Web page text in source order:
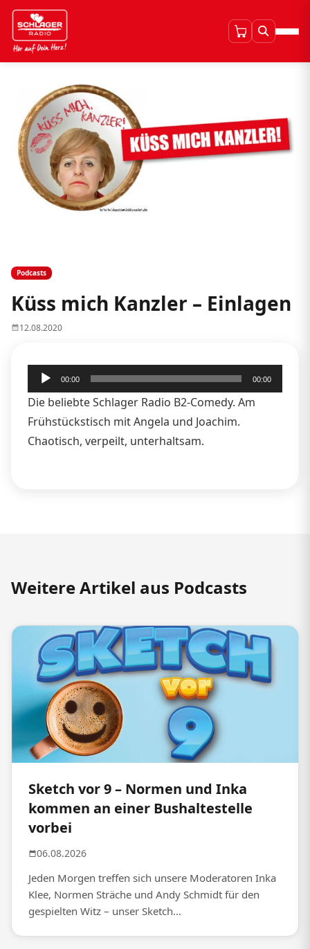
Podcasts
Küss mich Kanzler – Einlagen
12.08.2020
Audio-
Player
00:00 00:00
Die beliebte Schlager Radio B2-Comedy. Am
Frühstückstisch mit Angela und Joachim.
Chaotisch, verpeilt, unterhaltsam.
Weitere Artikel aus Podcasts
Sketch vor 9 – Normen und Inka
kommen an einer Bushaltestelle
vorbei
06.08.2026
Jeden Morgen treffen sich unsere Moderatoren Inka
Klee, Normen Sträche und Andy Schmidt für den
gespielten Witz – unser Sketch...